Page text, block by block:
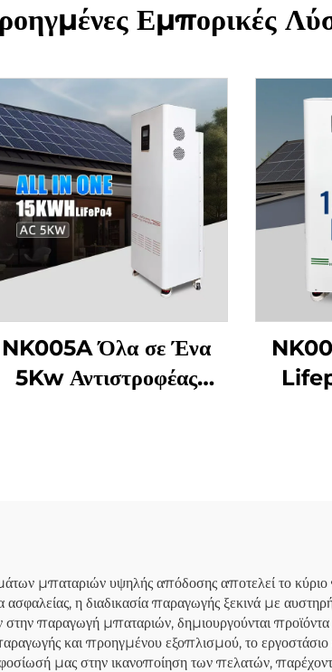
Εμπορικές
NK005A Όλα σε Ένα
5Kw Αντιστροφέας
μπαταριών υψηλής απόδοσης αποτελεί το
η διαδικασία παραγωγής ξεκινά με
στην παραγωγή μπαταριών, δημιουργούνται
και προηγμένου εξοπλισμού, το
μας στην ικανοποίηση των πελατών,